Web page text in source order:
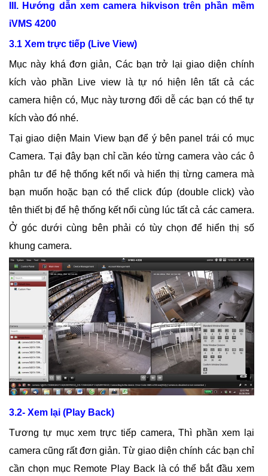
III. Hướng dẫn xem camera hikvison trên phần mềm
iVMS 4200
3.1 Xem trực tiếp (Live View)
Mục này khá đơn giản, Các bạn trở lại giao diện chính
kích vào phần Live view là tự nó hiện lên tất cả các
camera hiện có, Mục này tương đối dễ các bạn có thể tự
kích vào đó nhé.
Tại giao diện Main View bạn để ý bên panel trái có mục
Camera. Tại đây bạn chỉ cần kéo từng camera vào các ô
phân tư để hệ thống kết nối và hiển thị từng camera mà
bạn muốn hoặc bạn có thể click đúp (double click) vào
tên thiết bị để hệ thống kết nối cùng lúc tất cả các camera.
Ở góc dưới cùng bên phải có tùy chọn để hiển thị số
khung camera.
3.2- Xem lại (Play Back)
Tương tự mục xem trực tiếp camera, Thì phần xem lại
camera cũng rất đơn giản. Từ giao diện chính các bạn chỉ
cần chọn mục Remote Play Back là có thể bắt đầu xem